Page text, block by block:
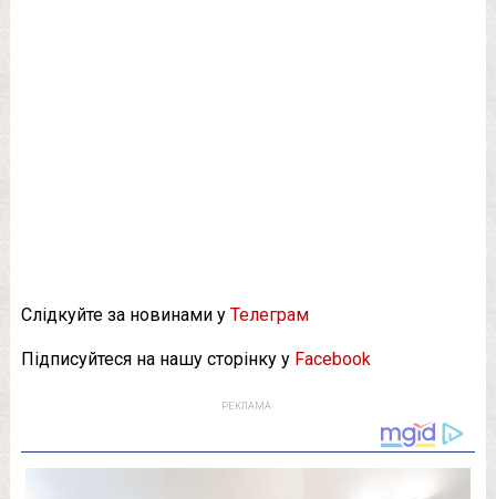
Слідкуйте за новинами у Телеграм
Підписуйтеся на нашу сторінку у Facebook
РЕКЛАМА: